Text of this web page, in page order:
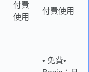
付費
使用
付費使用
• 免費•